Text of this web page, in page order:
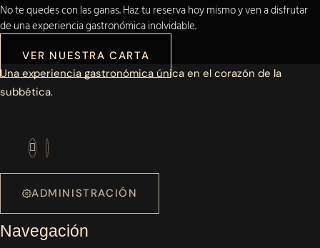
No te quedes con las ganas. Haz tu reserva hoy mismo y ven a disfrutar
de una experiencia gastronómica inolvidable.
VER NUESTRA CARTA
Una experiencia gastronómica única en el corazón de la
subbética.
ADMINISTRACIÓN
Navegación